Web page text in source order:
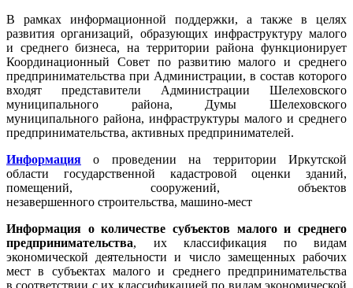
В рамках информационной поддержки, а также в целях
развития организаций, образующих инфраструктуру малого
и среднего бизнеса, на территории района функционирует
Координационный Совет по развитию малого и среднего
предпринимательства при Администрации, в состав которого
входят представители Администрации Шелеховского
муниципального района, Думы Шелеховского
муниципального района, инфраструктуры малого и среднего
предпринимательства, активных предпринимателей.
Информация о проведении на территории Иркутской
области государственной кадастровой оценки зданий,
помещений, сооружений, объектов
незавершенного строительства, машино-мест
Информация о количестве субъектов малого и среднего
предпринимательства, их классификация по видам
экономической деятельности и число замещенных рабочих
мест в субъектах малого и среднего предпринимательства
в соответствии с их классификацией по видам экономической